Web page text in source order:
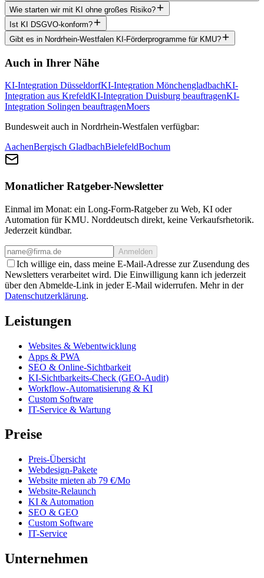
Wie starten wir mit KI ohne großes Risiko?
Ist KI DSGVO-konform?
Gibt es in Nordrhein-Westfalen KI-Förderprogramme für KMU?
Auch in Ihrer Nähe
KI-Integration DüsseldorfKI-Integration MönchengladbachKI-
Integration aus KrefeldKI-Integration Duisburg beauftragenKI-
Integration Solingen beauftragenMoers
Bundesweit auch in Nordrhein-Westfalen verfügbar:
AachenBergisch GladbachBielefeldBochum
Monatlicher Ratgeber-Newsletter
Einmal im Monat: ein Long-Form-Ratgeber zu Web, KI oder
Automation für KMU. Norddeutsch direkt, keine Verkaufsrhetorik.
Jederzeit kündbar.
Anmelden
Ich willige ein, dass meine E-Mail-Adresse zur Zusendung des
Newsletters verarbeitet wird. Die Einwilligung kann ich jederzeit
über den Abmelde-Link in jeder E-Mail widerrufen. Mehr in der
Datenschutzerklärung.
Leistungen
Websites & Webentwicklung
Apps & PWA
SEO & Online-Sichtbarkeit
KI-Sichtbarkeits-Check (GEO-Audit)
Workflow-Automatisierung & KI
Custom Software
IT-Service & Wartung
Preise
Preis-Übersicht
Webdesign-Pakete
Website mieten ab 79 €/Mo
Website-Relaunch
KI & Automation
SEO & GEO
Custom Software
IT-Service
Unternehmen